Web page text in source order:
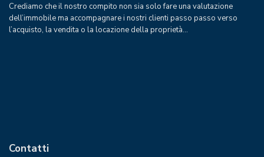
Crediamo che il nostro compito non sia solo fare una valutazione
dell’immobile ma accompagnare i nostri clienti passo passo verso
l’acquisto, la vendita o la locazione della proprietà…
Contatti